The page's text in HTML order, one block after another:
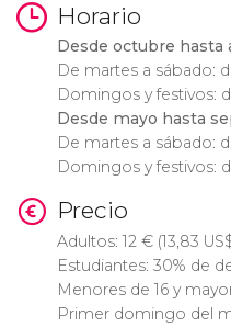
Horario
Desde octubre hasta
De martes a sábado:
Domingos y festivos:
Desde mayo hasta
De martes a sábado:
Domingos y festivos:
Precio
Adultos: 12 €(13,83
Estudiantes: 30% de
Menores de 16 y
Primer domingo del